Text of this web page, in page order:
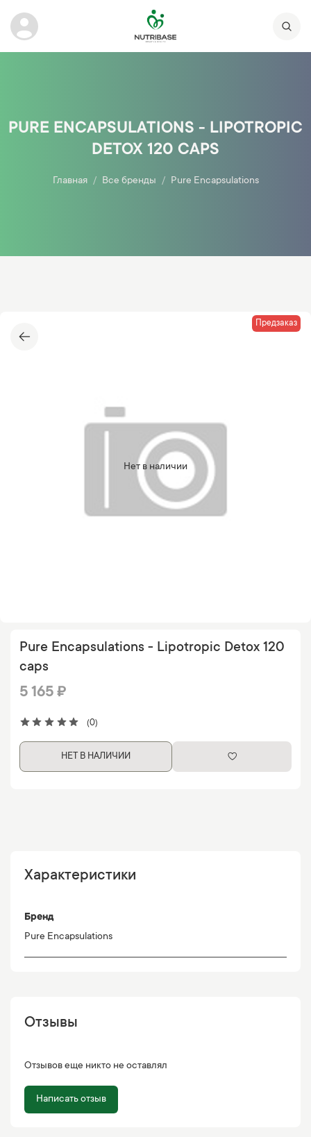
PURE ENCAPSULATIONS - LIPOTROPIC
DETOX 120 CAPS
Главная Все бренды Pure Encapsulations
Нет в наличии
Предзаказ
(0)
Pure Encapsulations - Lipotropic Detox 120
caps
5 165 ₽
НЕТ В НАЛИЧИИ
Характеристики
Бренд
Pure Encapsulations
Отзывы
Отзывов еще никто не оставлял
Написать отзыв